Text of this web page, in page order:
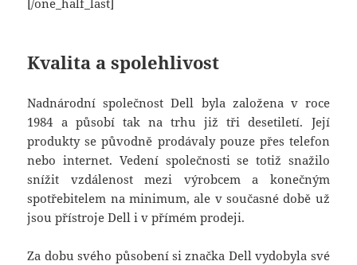
Kvalita a spolehlivost
Nadnárodní společnost Dell byla založena v roce
1984 a působí tak na trhu již tři desetiletí. Její
produkty se původně prodávaly pouze přes telefon
nebo internet. Vedení společnosti se totiž snažilo
snížit vzdálenost mezi výrobcem a konečným
spotřebitelem na minimum, ale v současné době už
jsou přístroje Dell i v přímém prodeji.
Za dobu svého působení si značka Dell vydobyla své